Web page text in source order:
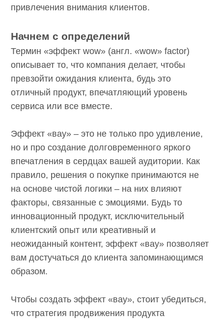
способах привлечения внимания клиентов.
Начнем с определений
Термин «эффект wow» (англ. «wow» factor)
описывает то, что компания делает, чтобы
превзойти ожидания клиента, будь это
отличный продукт, впечатляющий уровень
сервиса или все вместе.
Эффект «вау» – это не только про удивление,
но и про создание долговременного яркого
впечатления в сердцах вашей аудитории. Как
правило, решения о покупке принимаются
не на основе чистой логики – на них влияют
факторы, связанные с эмоциями. Будь то
инновационный продукт, исключительный
клиентский опыт или креативный и
неожиданный контент, эффект «вау»
позволяет вам достучаться до клиента
запоминающимся образом.
Чтобы создать эффект «вау», стоит убедиться,
что стратегия продвижения продукта